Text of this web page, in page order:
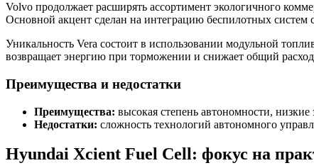
Volvo продолжает расширять ассортимент экологичного
Основной акцент сделан на интеграцию беспилотных
Уникальность Vera состоит в использовании модульной
возвращает энергию при торможении и снижает общий
Преимущества и недостатки
Преимущества: высокая степень автономности,
Недостатки: сложность технологий автономного
Hyundai Xcient Fuel Cell: фокус на